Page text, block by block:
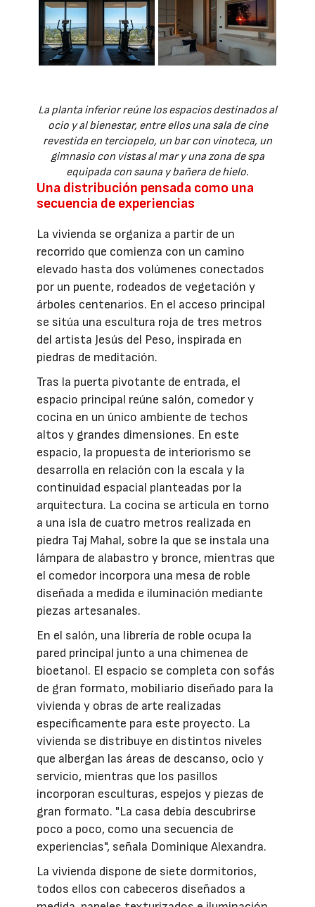
La planta inferior reúne los espacios destinados al
ocio y al bienestar, entre ellos una sala de cine
revestida en terciopelo, un bar con vinoteca, un
gimnasio con vistas al mar y una zona de spa
equipada con sauna y bañera de hielo.
Una distribución pensada como una
secuencia de experiencias
La vivienda se organiza a partir de un
recorrido que comienza con un camino
elevado hasta dos volúmenes conectados
por un puente, rodeados de vegetación y
árboles centenarios. En el acceso principal
se sitúa una escultura roja de tres metros
del artista Jesús del Peso, inspirada en
piedras de meditación.
Tras la puerta pivotante de entrada, el
espacio principal reúne salón, comedor y
cocina en un único ambiente de techos
altos y grandes dimensiones. En este
espacio, la propuesta de interiorismo se
desarrolla en relación con la escala y la
continuidad espacial planteadas por la
arquitectura. La cocina se articula en torno
a una isla de cuatro metros realizada en
piedra Taj Mahal, sobre la que se instala una
lámpara de alabastro y bronce, mientras que
el comedor incorpora una mesa de roble
diseñada a medida e iluminación mediante
piezas artesanales.
En el salón, una librería de roble ocupa la
pared principal junto a una chimenea de
bioetanol. El espacio se completa con sofás
de gran formato, mobiliario diseñado para la
vivienda y obras de arte realizadas
específicamente para este proyecto. La
vivienda se distribuye en distintos niveles
que albergan las áreas de descanso, ocio y
servicio, mientras que los pasillos
incorporan esculturas, espejos y piezas de
gran formato. "La casa debía descubrirse
poco a poco, como una secuencia de
experiencias", señala Dominique Alexandra.
La vivienda dispone de siete dormitorios,
todos ellos con cabeceros diseñados a